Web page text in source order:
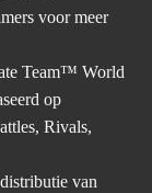
voor meer
Team™ World
op
Rivals,
van